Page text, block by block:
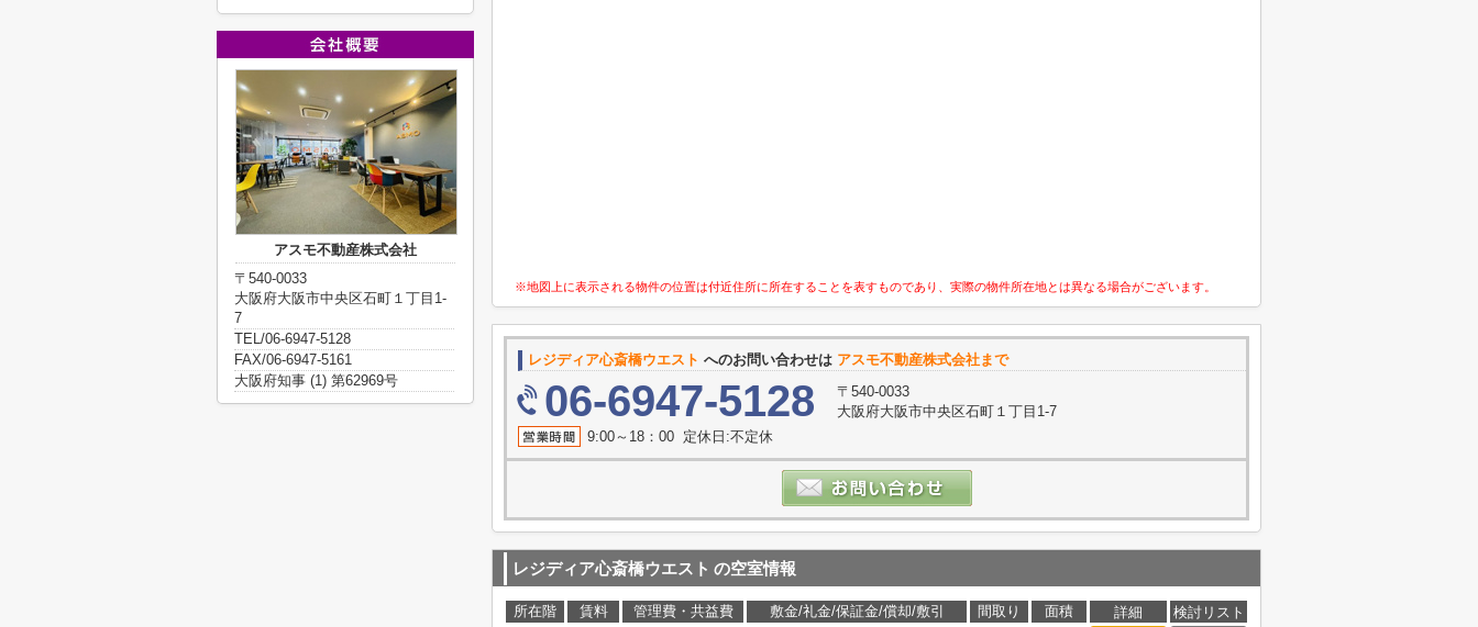
※地図上に表示される物件の位置は付近住所に所在することを表すものであり、実際の物件所在地とは異なる場合がございます。
レジディア心斎橋ウエスト へのお問い合わせは アスモ不動産株式会社まで
06-6947-5128
〒540-0033
大阪府大阪市中央区石町１丁目1-7
9:00～18：00 定休日:不定休
レジディア心斎橋ウエスト の空室情報
所在階 賃料 管理費・共益費 敷金/礼金/保証金/償却/敷引 間取り 面積 詳細
検討リスト
アスモ不動産株式会社
〒540-0033
大阪府大阪市中央区石町１丁目1-
7
TEL/06-6947-5128
FAX/06-6947-5161
大阪府知事 (1) 第62969号